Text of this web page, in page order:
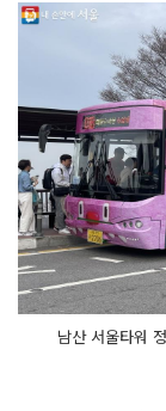
남산 서울타워